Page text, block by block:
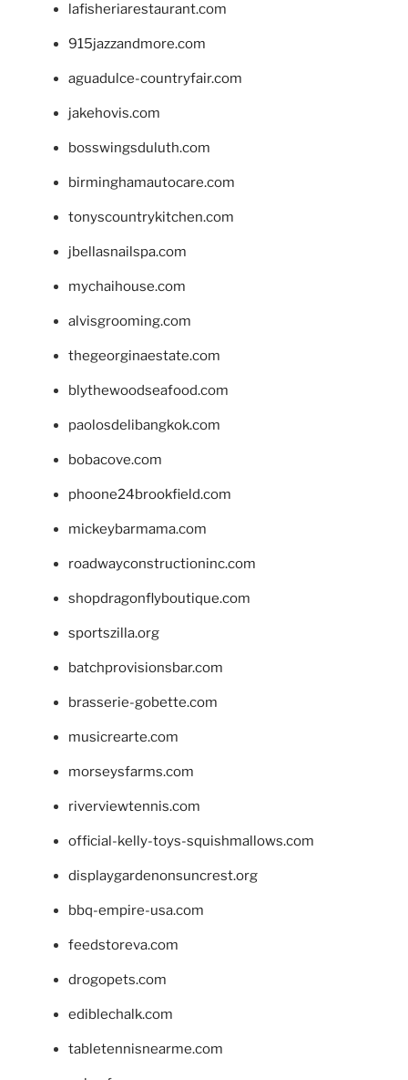
lafisheriarestaurant.com
915jazzandmore.com
aguadulce-countryfair.com
jakehovis.com
bosswingsduluth.com
birminghamautocare.com
tonyscountrykitchen.com
jbellasnailspa.com
mychaihouse.com
alvisgrooming.com
thegeorginaestate.com
blythewoodseafood.com
paolosdelibangkok.com
bobacove.com
phoone24brookfield.com
mickeybarmama.com
roadwayconstructioninc.com
shopdragonflyboutique.com
sportszilla.org
batchprovisionsbar.com
brasserie-gobette.com
musicrearte.com
morseysfarms.com
riverviewtennis.com
official-kelly-toys-squishmallows.com
displaygardenonsuncrest.org
bbq-empire-usa.com
feedstoreva.com
drogopets.com
ediblechalk.com
tabletennisnearme.com